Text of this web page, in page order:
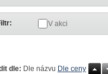
V akci
dle: Dle názvu Dle ceny